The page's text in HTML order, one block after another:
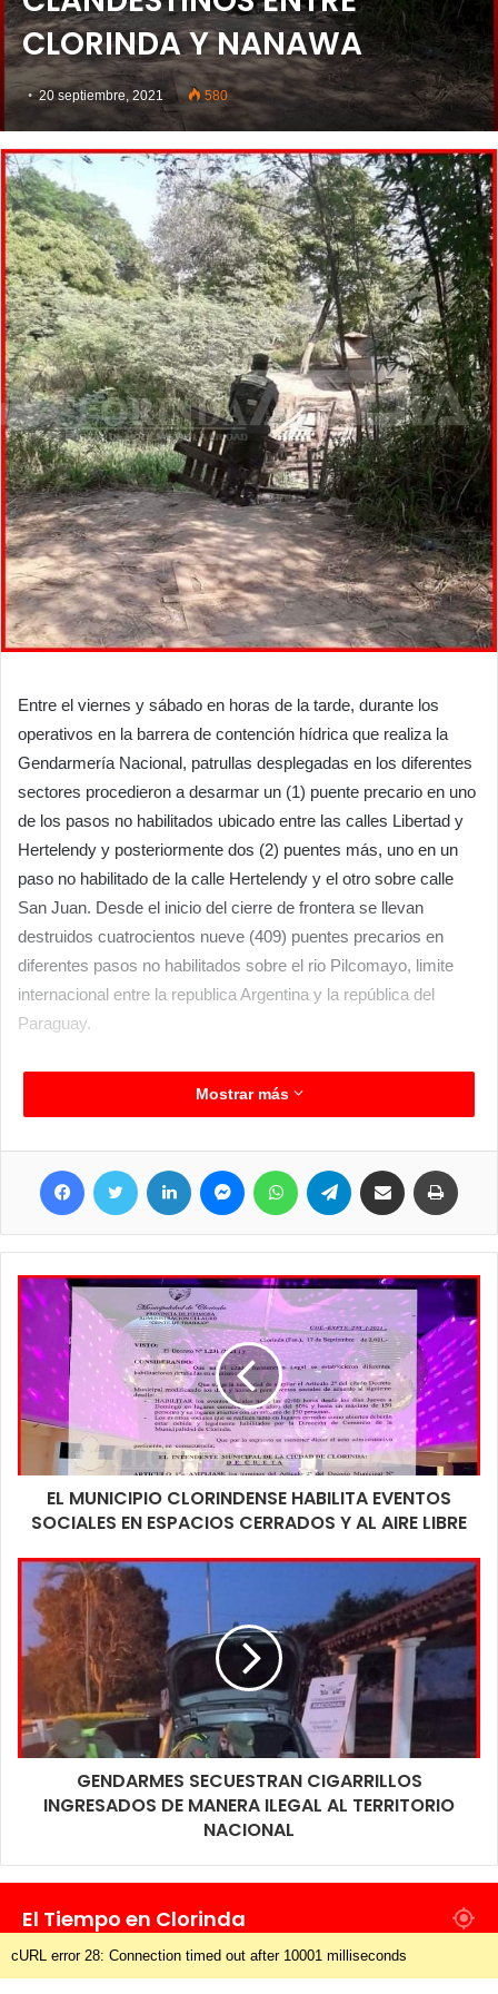
CLORINDA Y NANAWA
20 septiembre, 2021 580
Entre el viernes y sábado en horas de la tarde, durante los
operativos en la barrera de contención hídrica que realiza la
Gendarmería Nacional, patrullas desplegadas en los diferentes
sectores procedieron a desarmar un (1) puente precario en uno
de los pasos no habilitados ubicado entre las calles Libertad y
Hertelendy y posteriormente dos (2) puentes más, uno en un
paso no habilitado de la calle Hertelendy y el otro sobre calle
San Juan. Desde el inicio del cierre de frontera se llevan
destruidos cuatrocientos nueve (409) puentes precarios en
diferentes pasos no habilitados sobre el rio Pilcomayo, limite
internacional entre la republica Argentina y la república del
Paraguay.
Mostrar más
Facebook Twitter LinkedIn MessengerWhatsApp Telegram Compartir por correo electrónico
EL MUNICIPIO CLORINDENSE HABILITA EVENTOS
SOCIALES EN ESPACIOS CERRADOS Y AL AIRE LIBRE
GENDARMES SECUESTRAN CIGARRILLOS
INGRESADOS DE MANERA ILEGAL AL TERRITORIO
NACIONAL
El Tiempo en Clorinda
cURL error 28: Connection timed out after 10001 milliseconds